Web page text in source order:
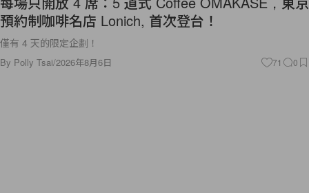
預約制咖啡名店 Lonich, 首次登台！
僅有 4 天的限定企劃！
By Polly Tsai/2026年8月6日 71 0